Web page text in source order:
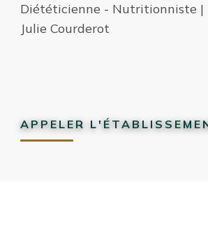
Diététicienne - Nutritionniste |
Julie Courderot
APPELER